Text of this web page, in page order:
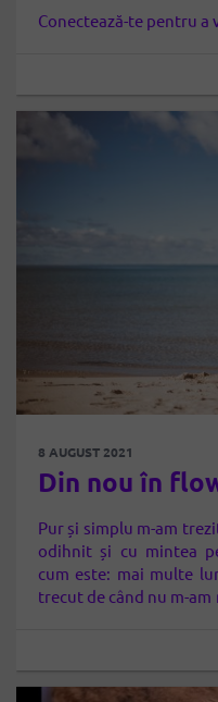
Conectează-te pentru a
8 AUGUST 2021
Din nou în
Pur și simplu m-am
odihnit și cu mintea
cum este: mai multe
trecut de când nu m-